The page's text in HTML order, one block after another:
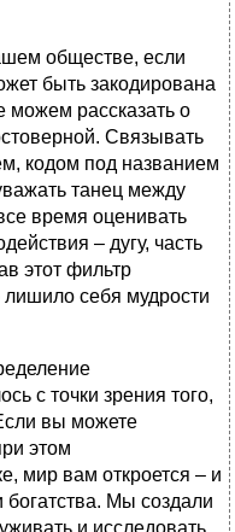
обществе, если
быть закодирована
рассказать о
Связывать
кодом под названием
танец между
время оценивать
– дугу, часть
этот фильтр
себя мудрости
с точки зрения того,
вы можете
этом
мир вам откроется – и
Мы создали